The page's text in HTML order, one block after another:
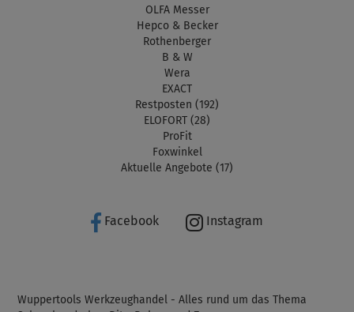
OLFA Messer
Hepco & Becker
Rothenberger
B & W
Wera
EXACT
Restposten (192)
ELOFORT (28)
ProFit
Foxwinkel
Aktuelle Angebote (17)
Facebook Instagram
Wuppertools Werkzeughandel - Alles rund um das Thema